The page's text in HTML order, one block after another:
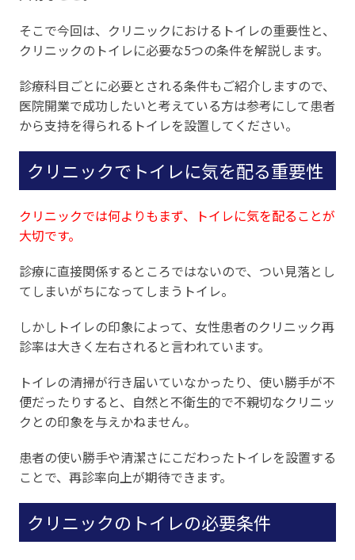
そこで今回は、クリニックにおけるトイレの重要性と、
クリニックのトイレに必要な5つの条件を解説します。
診療科目ごとに必要とされる条件もご紹介しますので、
医院開業で成功したいと考えている方は参考にして患者
から支持を得られるトイレを設置してください。
クリニックでトイレに気を配る重要性
クリニックでは何よりもまず、トイレに気を配ることが
大切です。
診療に直接関係するところではないので、つい見落とし
てしまいがちになってしまうトイレ。
しかしトイレの印象によって、女性患者のクリニック再
診率は大きく左右されると言われています。
トイレの清掃が行き届いていなかったり、使い勝手が不
便だったりすると、自然と不衛生的で不親切なクリニッ
クとの印象を与えかねません。
患者の使い勝手や清潔さにこだわったトイレを設置する
ことで、再診率向上が期待できます。
クリニックのトイレの必要条件